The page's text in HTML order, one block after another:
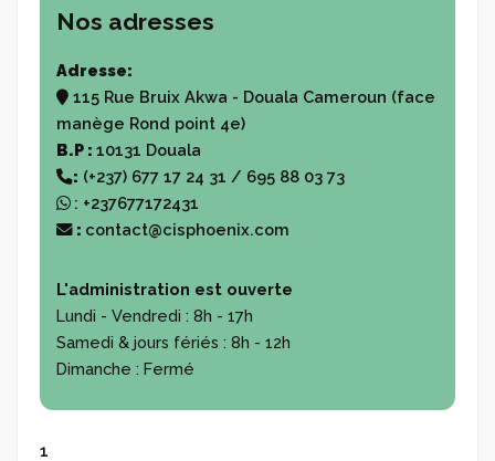
Nos adresses
Adresse:
115 Rue Bruix Akwa - Douala Cameroun (face
manège Rond point 4e)
B.P : 10131 Douala
: (+237) 677 17 24 31 / 695 88 03 73
: +237677172431
: contact@cisphoenix.com
L'administration est ouverte
Lundi - Vendredi : 8h - 17h
Samedi & jours fériés : 8h - 12h
Dimanche : Fermé
1